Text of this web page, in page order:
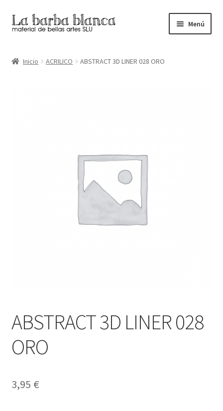
Ir
a
navegación
Ir
al
Menú
Inicio ACRILICO ABSTRACT 3D LINER 028 ORO
ABSTRACT 3D LINER 028
ORO
3,95 €